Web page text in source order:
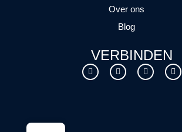
Over ons
Blog
VERBINDEN